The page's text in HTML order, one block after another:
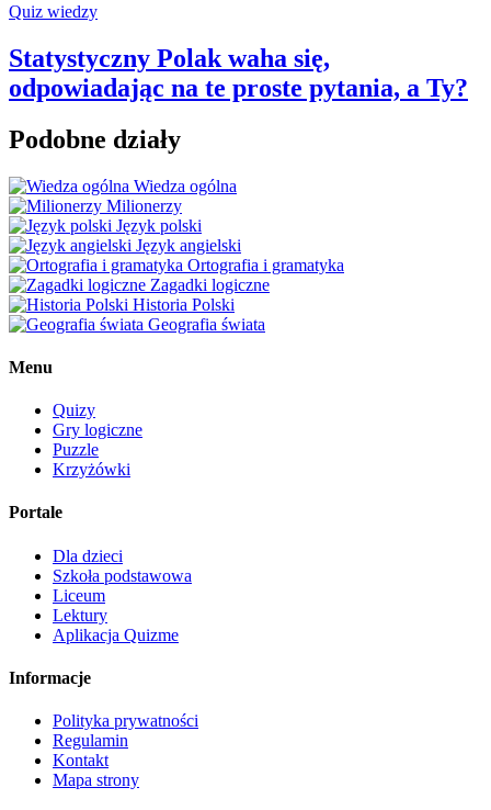
Quiz wiedzy
Statystyczny Polak waha się,
odpowiadając na te proste pytania, a Ty?
Podobne działy
Wiedza ogólna
Milionerzy
Język polski
Język angielski
Ortografia i gramatyka
Zagadki logiczne
Historia Polski
Geografia świata
Menu
Quizy
Gry logiczne
Puzzle
Krzyżówki
Portale
Dla dzieci
Szkoła podstawowa
Liceum
Lektury
Aplikacja Quizme
Informacje
Polityka prywatności
Regulamin
Kontakt
Mapa strony